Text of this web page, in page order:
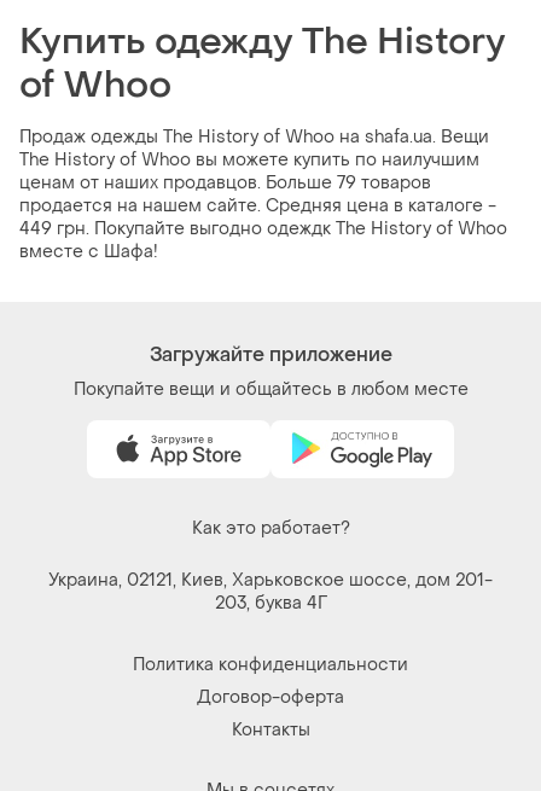
Купить одежду The History
of Whoo
Продаж одежды The History of Whoo на shafa.ua. Вещи
The History of Whoo вы можете купить по наилучшим
ценам от наших продавцов. Больше 79 товаров
продается на нашем сайте. Средняя цена в каталоге -
449 грн. Покупайте выгодно одеждк The History of Whoo
вместе с Шафа!
Загружайте приложение
Покупайте вещи и общайтесь в любом месте
Как это работает?
Украина, 02121, Киев, Харьковское шоссе, дом 201-
203, буква 4Г
Политика конфиденциальности
Договор-оферта
Контакты